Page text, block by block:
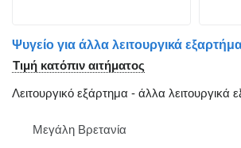
Τιμή κατόπιν αιτήματος
Λειτουργικό εξάρτημα - άλλα λειτουργικά
Μεγάλη Βρετανία